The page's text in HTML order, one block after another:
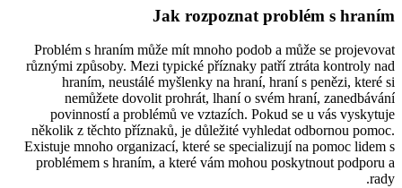
Jak rozpoznat problém s hraním
Problém s hraním může mít mnoho podob a může se projevovat
různými způsoby. Mezi typické příznaky patří ztráta kontroly nad
hraním, neustálé myšlenky na hraní, hraní s penězi, které si
nemůžete dovolit prohrát, lhaní o svém hraní, zanedbávání
povinností a problémů ve vztazích. Pokud se u vás vyskytuje
několik z těchto příznaků, je důležité vyhledat odbornou pomoc.
Existuje mnoho organizací, které se specializují na pomoc lidem s
problémem s hraním, a které vám mohou poskytnout podporu a
rady.